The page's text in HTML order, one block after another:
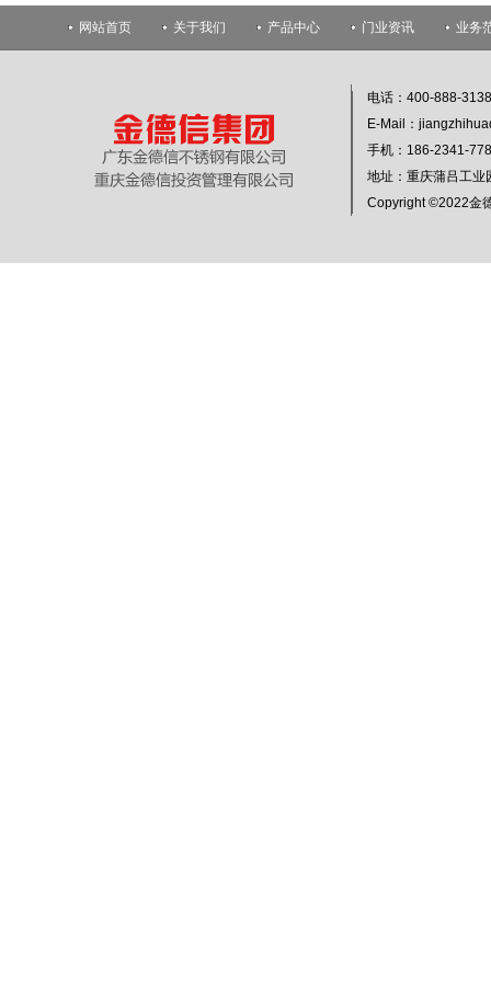
网站首页 关于我们 产品中心 门业资讯 业务
电话：400-888-
E-Mail：
手机：186-2341-
地址：重庆蒲吕工业
Copyright ©2022金